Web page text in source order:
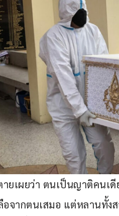
ยเผยว่า ตนเป็นญาติคนเดี
อจากตนเสมอ แต่หลานทั้